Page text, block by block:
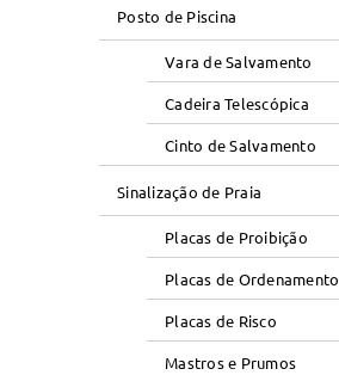
Posto de Piscina
Vara de Salvamento
Cadeira Telescópica
Cinto de Salvamento
Sinalização de Praia
Placas de Proibição
Placas de Ordenamento
Placas de Risco
Mastros e Prumos